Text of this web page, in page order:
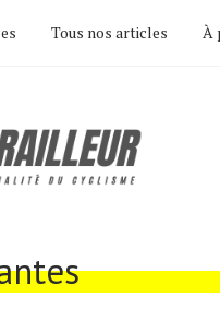
Tous nos articles À